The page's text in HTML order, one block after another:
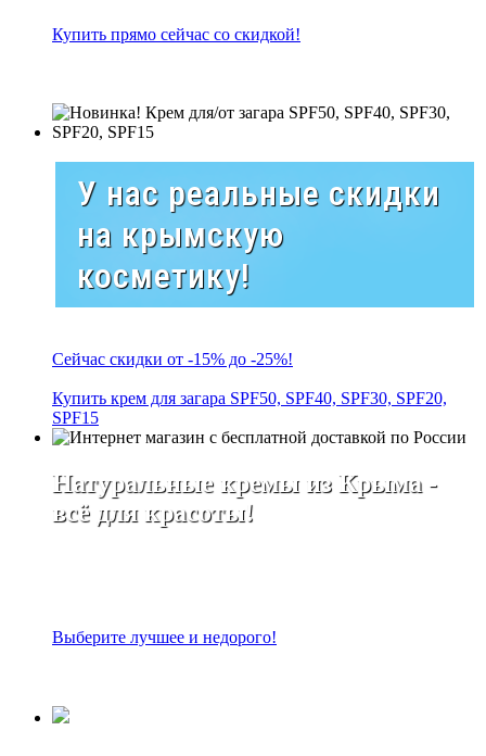
Купить прямо сейчас со скидкой!
У нас реальные скидки
на крымскую
косметику!
Сейчас скидки от -15% до -25%!
Купить крем для загара SPF50, SPF40, SPF30, SPF20,
SPF15
Натуральные кремы из Крыма -
всё для красоты!
Выберите лучшее и недорого!